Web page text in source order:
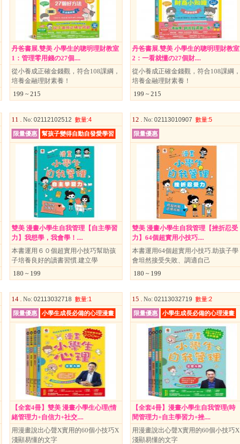
丹爸書展.雙美 小學生的聰明理財教室
1：管理零用錢の27個....
從小養成正確金錢觀，符合108課綱，
培養金融理財素養！
199 ~ 215
丹爸書展.雙美 小學生的聰明理財教室
2：一看就懂の27個財....
從小養成正確金錢觀，符合108課綱，
培養金融理財素養！
199 ~ 215
11 .No: 02112102512 數量:4
限量優惠
幫孩子變得自動自發愛學習
雙美 漫畫小學生自我管理【自主學習
力】我想學，我會學！....
本書運用６０個超實用小技巧幫助孩
子培養良好的讀書習慣.建立學
180 ~ 199
12 . No: 02113010907 數量:5
限量優惠
雙美 漫畫小學生自我管理【挫折忍受
力】64個超實用小技巧....
本書運用64個超實用小技巧.助孩子學
會坦然接受失敗、調適自己
180 ~ 199
14 .No: 02113032718 數量:1
限量優惠
小學生成長必備的心理漫畫
【全套4冊】雙美 漫畫小學生心理(情
緒管理力+自信力+社交....
用漫畫說出心聲X實用的60個小技巧X
淺顯易懂的文字
15 . No: 02113032719 數量:2
限量優惠
小學生成長必備的心理漫畫
【全套4冊】漫畫小學生自我管理(時
間管理力+自主學習力+挫....
用漫畫說出心聲X實用的60個小技巧X
淺顯易懂的文字